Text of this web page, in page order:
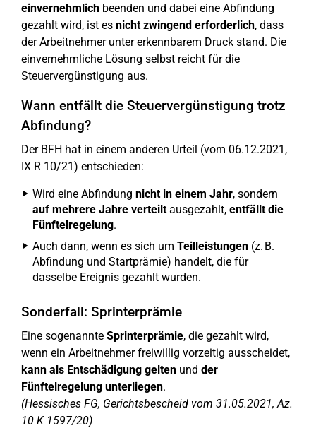
einvernehmlich beenden und dabei eine Abfindung
gezahlt wird, ist es nicht zwingend erforderlich, dass
der Arbeitnehmer unter erkennbarem Druck stand. Die
einvernehmliche Lösung selbst reicht für die
Steuervergünstigung aus.
Wann entfällt die Steuervergünstigung trotz
Abfindung?
Der BFH hat in einem anderen Urteil (vom 06.12.2021,
IX R 10/21) entschieden:
Wird eine Abfindung nicht in einem Jahr, sondern
auf mehrere Jahre verteiltausgezahlt, entfällt die
Fünftelregelung.
Auch dann, wenn es sich um Teilleistungen (z. B.
Abfindung und Startprämie) handelt, die für
dasselbe Ereignis gezahlt wurden.
Sonderfall: Sprinterprämie
Eine sogenannte Sprinterprämie, die gezahlt wird,
wenn ein Arbeitnehmer freiwillig vorzeitig ausscheidet,
kann als Entschädigung gelten und der
Fünftelregelung unterliegen.
(Hessisches FG, Gerichtsbescheid vom 31.05.2021, Az.
10 K 1597/20)